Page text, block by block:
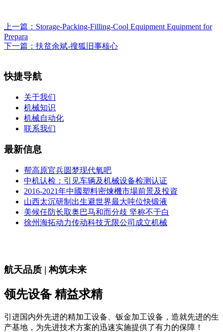
上一篇： Storage-Packing-Filling-Cool Equipment Equipment for
Prepara
下一篇： 扶贫余斌-搜狐旧事核心
快捷导航
关于我们
机械知识
机械自动化
联系我们
最新信息
帮高原官兵圆梦现代氧吧
中机认检：引见车辆及机械设备检测认证
2016-2021年中國塑料密煉機市場前景及投資
山西太沉研制出生避世界最大吨位快锻液
美候任防长取奥巴马和而分歧 坚称不于白
徐州海拓动力传动科技无限公司成立机械
航天品质 | 构筑未来
领先设备 精益求精
引进国内外先进的精加工设备、钣金加工设备，造就先进的生
产基地，为先进技术方案的迅速实施提供了有力的保障！